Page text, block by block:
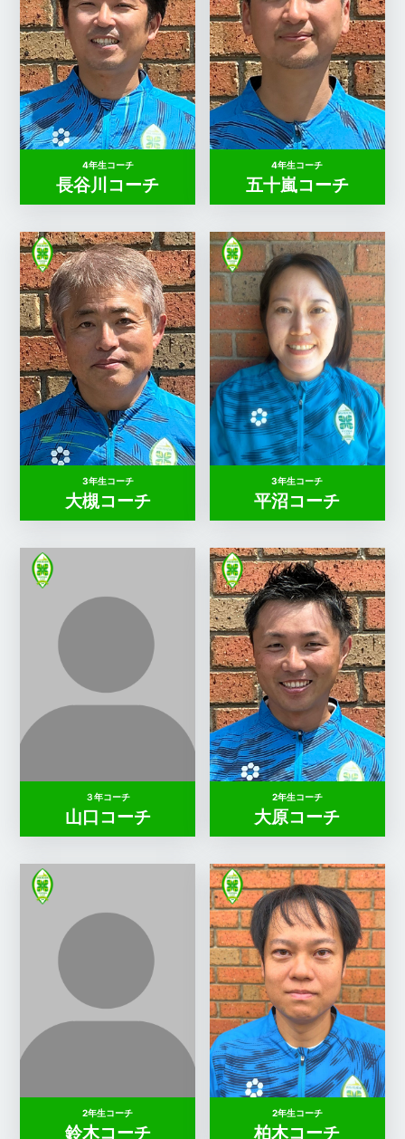
4年生コーチ
長谷川コーチ
4年生コーチ
五十嵐コーチ
3年生コーチ
大槻コーチ
3年生コーチ
平沼コーチ
３年コーチ
山口コーチ
2年生コーチ
大原コーチ
2年生コーチ
鈴木コーチ
2年生コーチ
柏木コーチ